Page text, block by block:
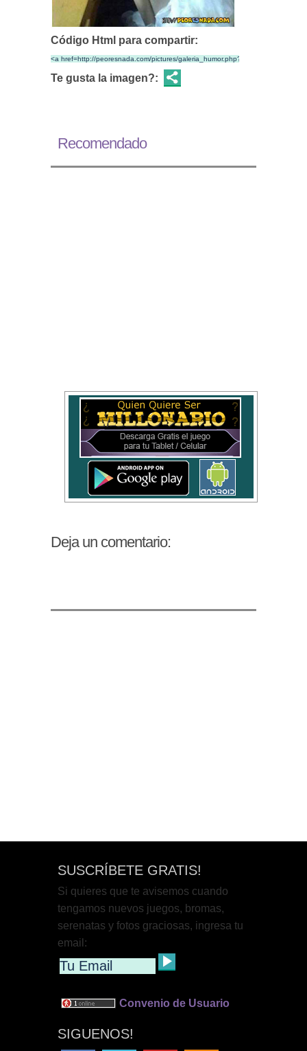
Código Html para compartir:
Te gusta la imagen?:
Recomendado
Deja un comentario:
SUSCRÍBETE GRATIS!
Si quieres que te avisemos cuando
tengamos nuevos juegos, bromas,
serenatas y fotos graciosas, ingresa tu
email:
Convenio de Usuario
SIGUENOS!